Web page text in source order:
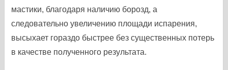
мастики, благодаря наличию борозд, а
следовательно увеличению площади испарения,
высыхает гораздо быстрее без существенных потерь
в качестве полученного результата.